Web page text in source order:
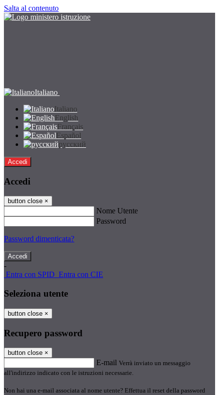
Salta al contenuto
Italiano
Italiano
English
Français
Español
русский
Accedi
Accedi
button close ×
Nome Utente
Password
Password dimenticata?
-
Entra con SPID Entra con CIE
Seleziona utente
button close ×
Recupero password
button close ×
E-mail Verrà inviato un messaggio
all'indirizzo indicato con le istruzioni necessarie.
Non hai una e-mail associata al nome utente? Effettua il reset della password